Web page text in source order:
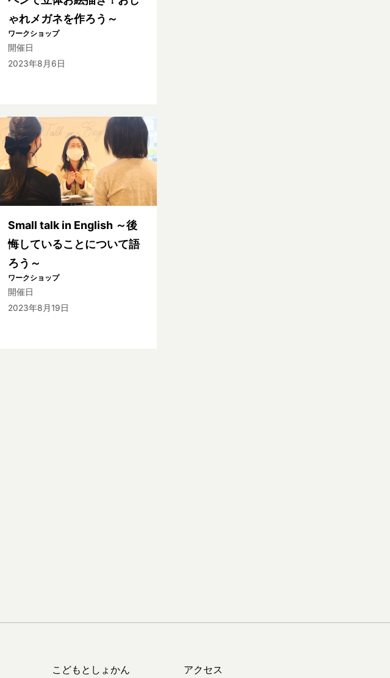
ゃれメガネを作ろう～
ワークショップ
開催日
2023年8月6日
Small talk in English ～後
悔していることについて語
ろう～
ワークショップ
開催日
2023年8月19日
こどもとしょかん アクセス